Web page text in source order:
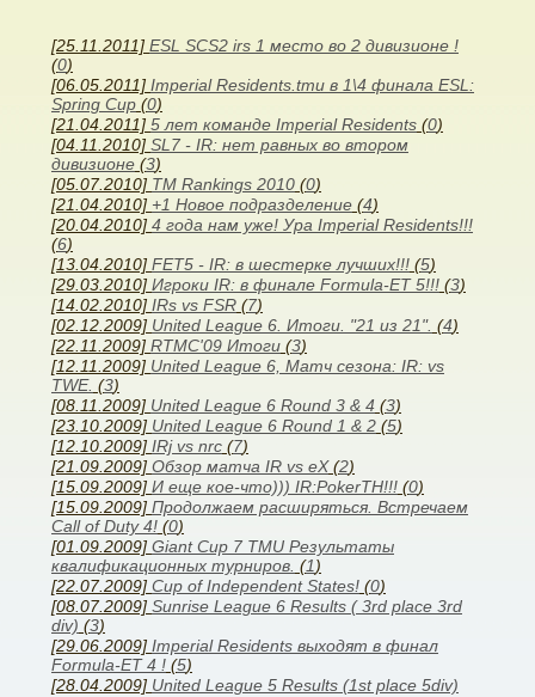
[25.11.2011] ESL SCS2 irs 1 место во 2 дивизионе !
(0)
[06.05.2011] Imperial Residents.tmu в 1\4 финала ESL:
Spring Cup (0)
[21.04.2011] 5 лет команде Imperial Residents (0)
[04.11.2010] SL7 - IR: нет равных во втором
дивизионе (3)
[05.07.2010] TM Rankings 2010 (0)
[21.04.2010] +1 Новое подразделение (4)
[20.04.2010] 4 года нам уже! Ура Imperial Residents!!!
(6)
[13.04.2010] FET5 - IR: в шестерке лучших!!! (5)
[29.03.2010] Игроки IR: в финале Formula-ET 5!!! (3)
[14.02.2010] IRs vs FSR (7)
[02.12.2009] United League 6. Итоги. "21 из 21". (4)
[22.11.2009] RTMC'09 Итоги (3)
[12.11.2009] United League 6, Матч сезона: IR: vs
TWE. (3)
[08.11.2009] United League 6 Round 3 & 4 (3)
[23.10.2009] United League 6 Round 1 & 2 (5)
[12.10.2009] IRj vs nrc (7)
[21.09.2009] Обзор матча IR vs eX(2)
[15.09.2009] И еще кое-что))) IR:PokerTH!!! (0)
[15.09.2009] Продолжаем расширяться. Встречаем
Call of Duty 4! (0)
[01.09.2009] Giant Cup 7 TMU Результаты
квалификационных турниров. (1)
[22.07.2009] Cup of Independent States! (0)
[08.07.2009] Sunrise League 6 Results ( 3rd place 3rd
div) (3)
[29.06.2009] Imperial Residents выходят в финал
Formula-ET 4 ! (5)
[28.04.2009] United League 5 Results (1st place 5div)